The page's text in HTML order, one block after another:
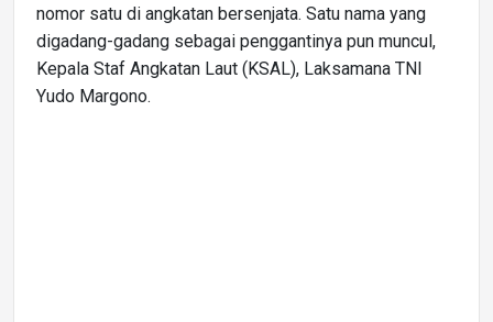
nomor satu di angkatan bersenjata. Satu nama yang
digadang-gadang sebagai penggantinya pun muncul,
Kepala Staf Angkatan Laut (KSAL), Laksamana TNI
Yudo Margono.